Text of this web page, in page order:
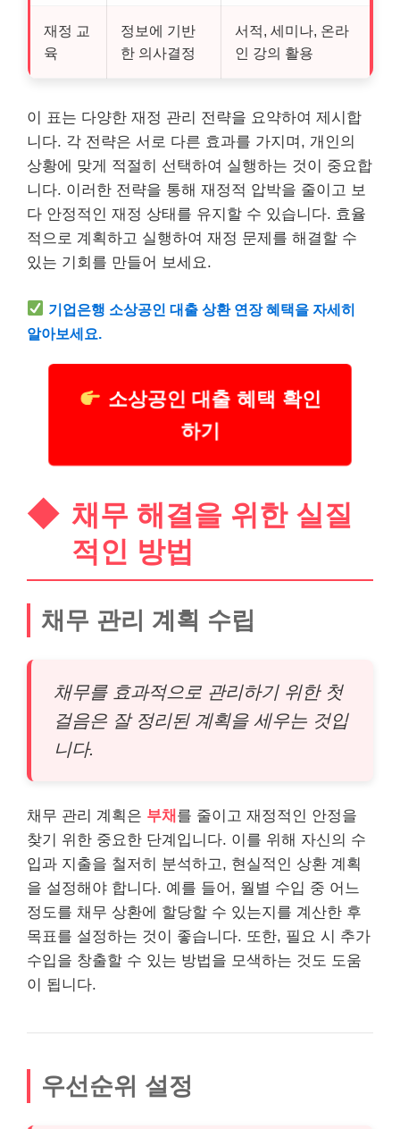
재정 교
육
정보에 기반
한 의사결정
서적, 세미나, 온라
인 강의 활용
이 표는 다양한 재정 관리 전략을 요약하여 제시합
니다. 각 전략은 서로 다른 효과를 가지며, 개인의
상황에 맞게 적절히 선택하여 실행하는 것이 중요합
니다. 이러한 전략을 통해 재정적 압박을 줄이고 보
다 안정적인 재정 상태를 유지할 수 있습니다. 효율
적으로 계획하고 실행하여 재정 문제를 해결할 수
있는 기회를 만들어 보세요.
기업은행 소상공인대출 상환 연장 혜택을 자세히
알아보세요.
소상공인 대출 혜택 확인
하기
채무 해결을 위한 실질
적인 방법
채무 관리 계획 수립
채무를 효과적으로 관리하기 위한 첫
걸음은 잘 정리된 계획을 세우는 것입
니다.
채무 관리 계획은 부채 를 줄이고 재정적인 안정을
찾기 위한 중요한 단계입니다. 이를 위해 자신의 수
입과 지출을 철저히 분석하고, 현실적인 상환 계획
을 설정해야 합니다. 예를 들어, 월별 수입 중 어느
정도를 채무 상환에 할당할 수 있는지를 계산한 후
목표를 설정하는 것이 좋습니다. 또한, 필요 시 추가
수입을 창출할 수 있는 방법을 모색하는 것도 도움
이 됩니다.
우선순위 설정